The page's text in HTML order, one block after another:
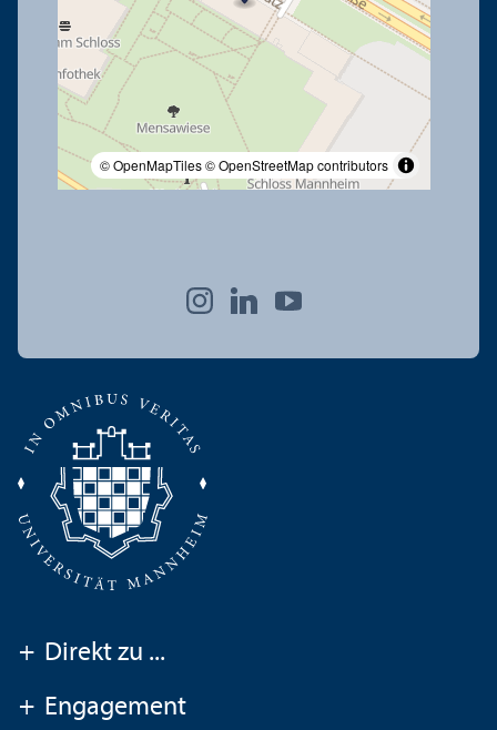
© OpenMapTiles© OpenStreetMap contributors
+ Direkt zu ...
+ Engagement